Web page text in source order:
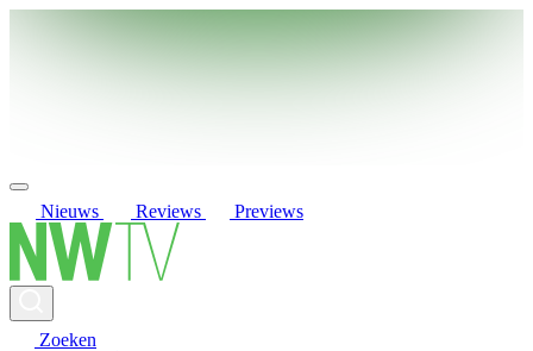
Nieuws Reviews Previews
Zoeken